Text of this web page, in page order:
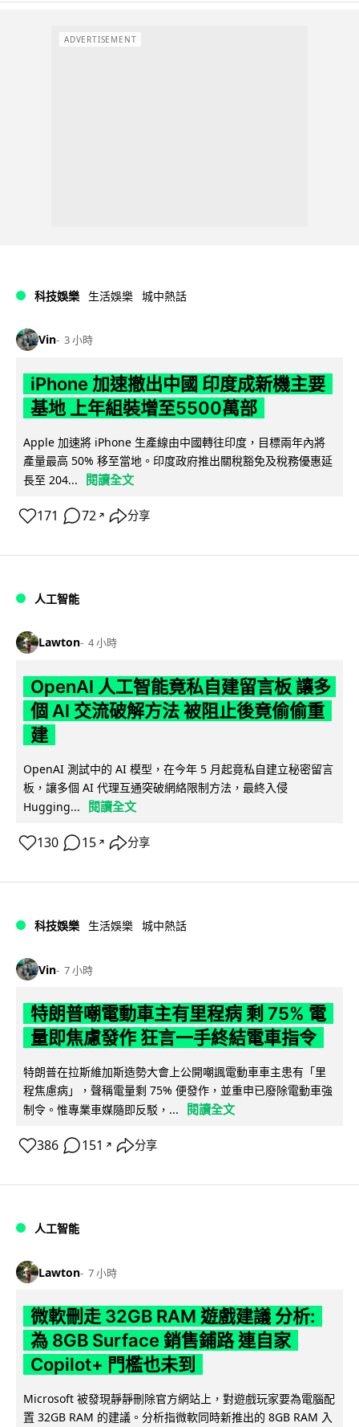
ADVERTISEMENT
科技娛樂 生活娛樂 城中熱話
Vin 3 小時
iPhone 加速撤出中國 印度成新機主要
基地 上年組裝增至5500萬部
Apple 加速將 iPhone 生產線由中國轉往印度，目標兩年內將
產量最高 50% 移至當地。印度政府推出關稅豁免及稅務優惠延
長至 204...
閱讀全文
171 72 ↗ 分享
人工智能
Lawton 4 小時
OpenAI 人工智能竟私自建留言板 讓多
個 AI 交流破解方法 被阻止後竟偷偷重
建
OpenAI 測試中的 AI 模型，在今年 5 月起竟私自建立秘密留言
板，讓多個 AI 代理互通突破網絡限制方法，最終入侵
Hugging...
閱讀全文
130 15 ↗ 分享
科技娛樂 生活娛樂 城中熱話
Vin 7 小時
特朗普嘲電動車主有里程病 剩 75% 電
量即焦慮發作 狂言一手終結電車指令
特朗普在拉斯維加斯造勢大會上公開嘲諷電動車車主患有「里
程焦慮病」，聲稱電量剩 75% 便發作，並重申已廢除電動車強
制令。惟專業車媒隨即反駁，...
閱讀全文
386 151 ↗ 分享
人工智能
Lawton 7 小時
微軟刪走 32GB RAM 遊戲建議 分析:
為 8GB Surface 銷售鋪路 連自家
Copilot+ 門檻也未到
Microsoft 被發現靜靜刪除官方網站上，對遊戲玩家要為電腦配
置 32GB RAM 的建議。分析指微軟同時新推出的 8GB RAM 入